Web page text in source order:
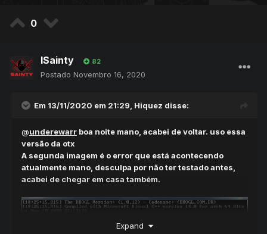
or
type
end
return
true
Qual versão otx esta usando?
0
lSainty 82
Postado Novembro 16, 2020
Em 13/11/2020 em 21:29, Hiquez disse:
@underewarr boa noite mano, acabei de voltar. uso essa
versão da otx
A segunda imagem é o error que está acontecendo
atualmente mano, desculpa por não ter testado antes,
acabei de chegar em casa também.
Expand